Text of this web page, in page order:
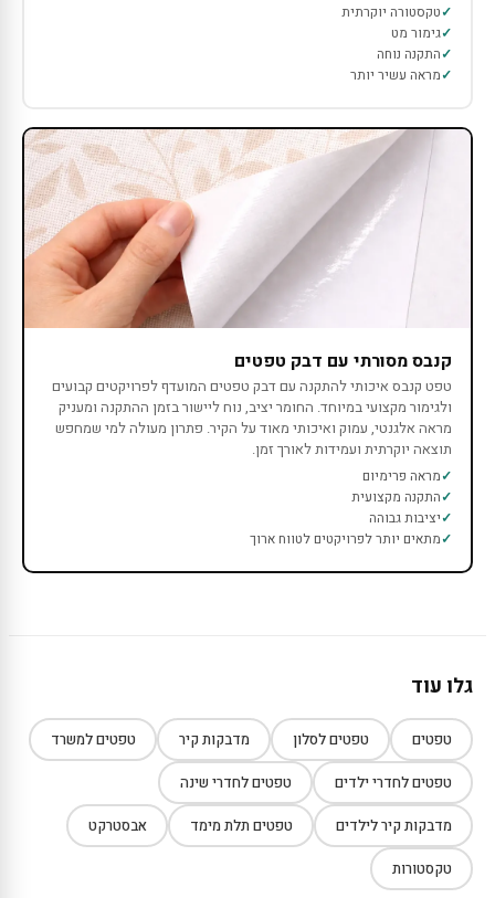
טקסטורה יוקרתית
גימור מט
התקנה נוחה
מראה עשיר יותר
קנבס מסורתי עם דבק טפטים
טפט קנבס איכותי להתקנה עם דבק טפטים המועדף לפרויקטים קבועים
ולגימור מקצועי במיוחד. החומר יציב, נוח ליישור בזמן ההתקנה ומעניק
מראה אלגנטי, עמוק ואיכותי מאוד על הקיר. פתרון מעולה למי שמחפש
תוצאה יוקרתית ועמידות לאורך זמן.
מראה פרימיום
התקנה מקצועית
יציבות גבוהה
מתאים יותר לפרויקטים לטווח ארוך
גלו עוד
טפטים טפטים לסלון מדבקות קיר טפטים למשרד
טפטים לחדרי ילדים טפטים לחדרי שינה
מדבקות קיר לילדים טפטים תלת מימד אבסטרקט
טקסטורות